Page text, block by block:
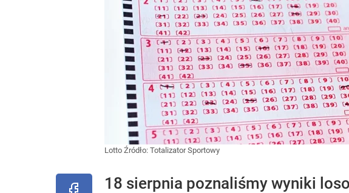
Lotto Źródło: Totalizator Sportowy
18 sierpnia poznaliśmy wyniki